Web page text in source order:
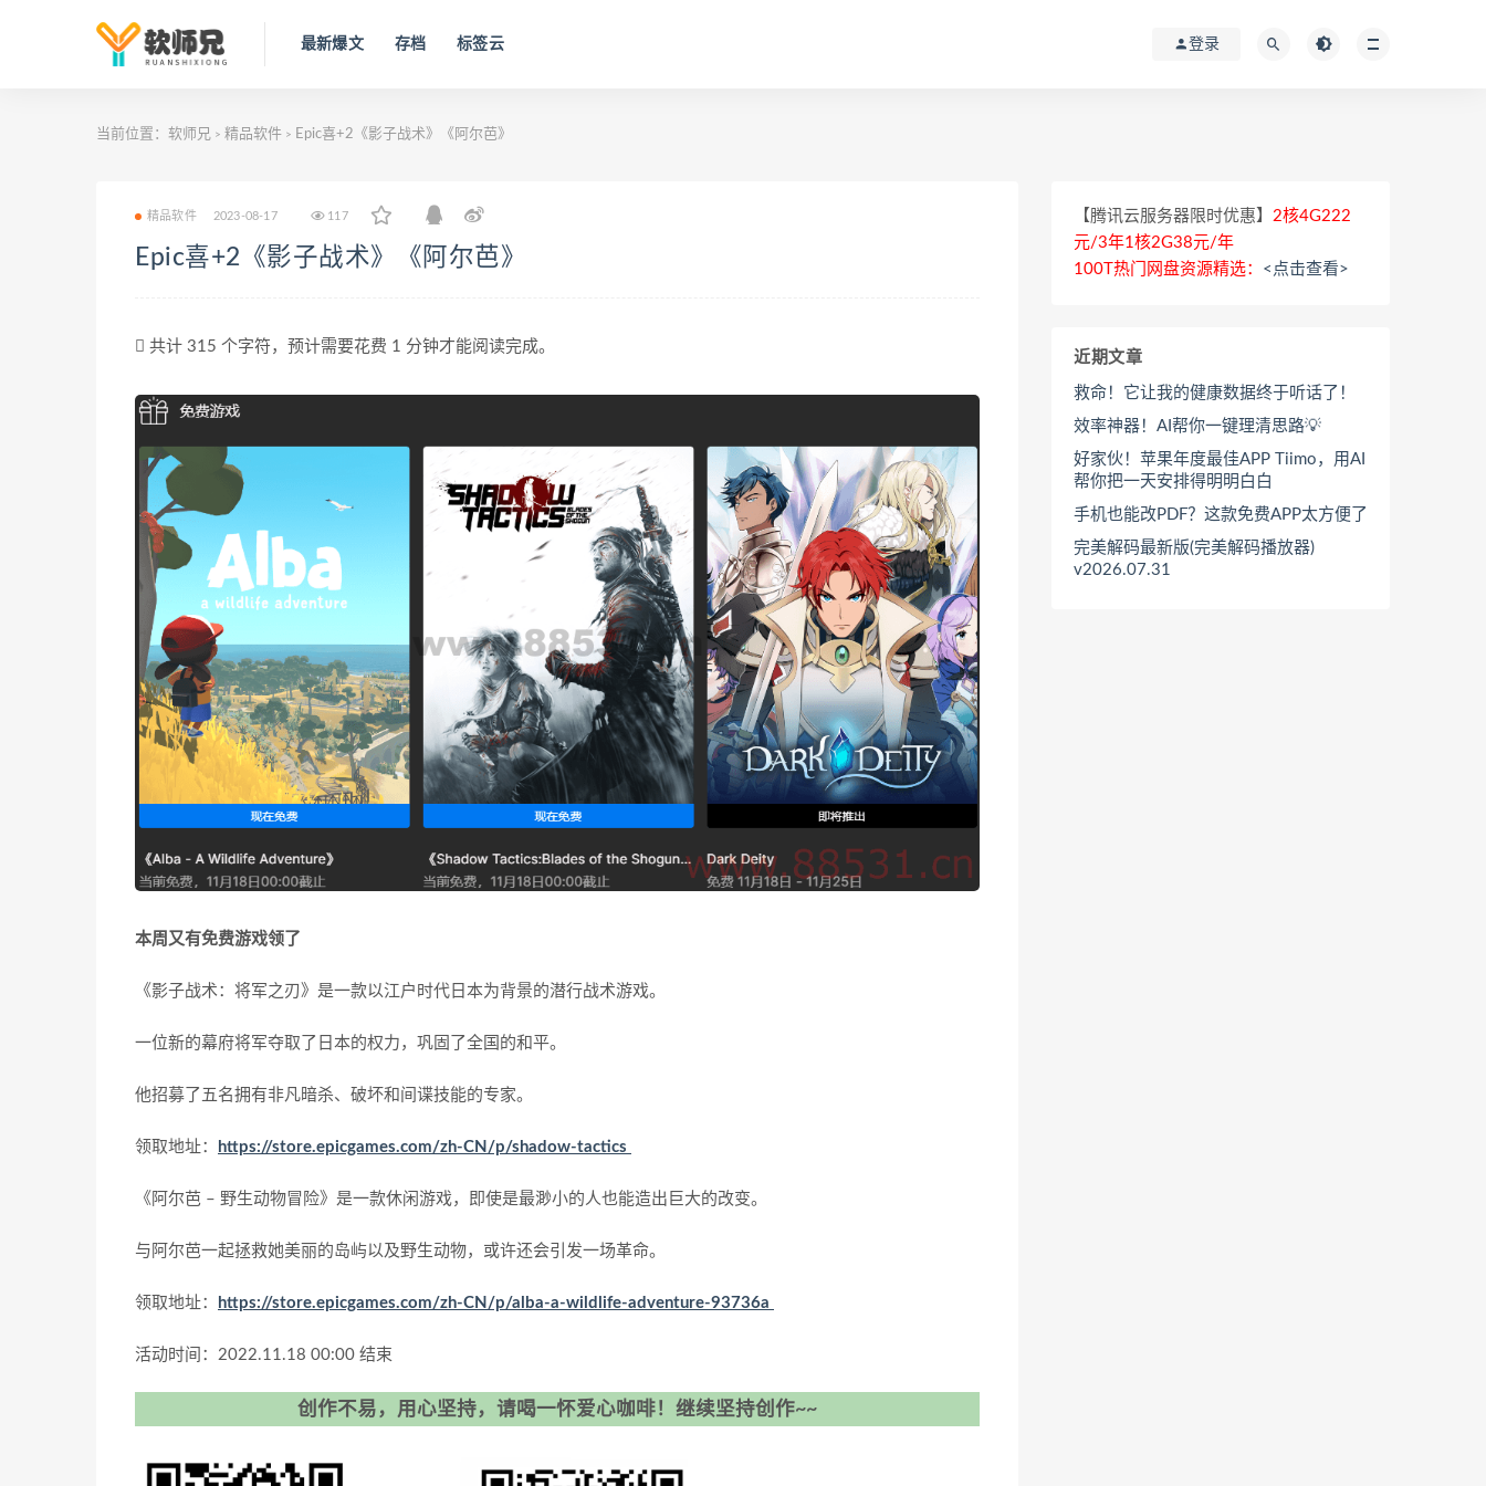
最新爆文 存档 标签云 登录
当前位置： 软师兄 > 精品软件 > Epic喜+2《影子战术》《阿尔芭》
精品软件 2023-08-17 117
Epic喜+2《影子战术》《阿尔芭》
共计 315 个字符，预计需要花费 1 分钟才能阅读完成。
本周又有免费游戏领了
《影子战术：将军之刃》是一款以江户时代日本为背景的潜行战术游戏。
一位新的幕府将军夺取了日本的权力，巩固了全国的和平。
他招募了五名拥有非凡暗杀、破坏和间谍技能的专家。
领取地址： https://store.epicgames.com/zh-CN/p/shadow-tactics
《阿尔芭 – 野生动物冒险》是一款休闲游戏，即使是最渺小的人也能造出巨大的改变。
与阿尔芭一起拯救她美丽的岛屿以及野生动物，或许还会引发一场革命。
领取地址： https://store.epicgames.com/zh-CN/p/alba-a-wildlife-adventure-93736a
活动时间：2022.11.18 00:00 结束
创作不易，用心坚持，请喝一怀爱心咖啡！继续坚持创作~~
【腾讯云服务器限时优惠】 2核4G222
元/3年1核2G38元/年
100T热门网盘资源精选： <点击查看>
近期文章
救命！它让我的健康数据终于听话了！
效率神器！AI帮你一键理清思路💡
好家伙！苹果年度最佳APP Tiimo，用AI
帮你把一天安排得明明白白
手机也能改PDF？这款免费APP太方便了
完美解码最新版(完美解码播放器)
v2026.07.31